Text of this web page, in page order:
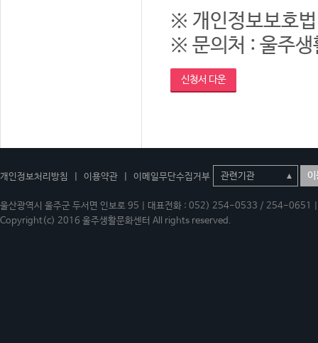
※ 개인정보보호
※ 문의처 : 울주
신청서 다운
개인정보처리방침 이용약관 이메일무단수집거부 이
울산광역시 울주군 두서면 인보로 95 | 대표전화 : 052) 254-0533 / 254-
Copyright(c) 2016 울주생활문화센터 All rights reserved.